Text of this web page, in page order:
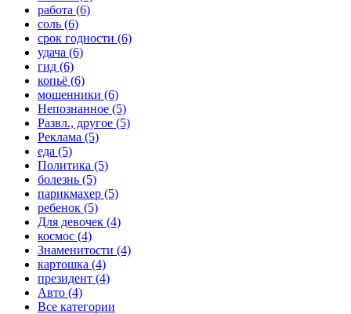
работа (6)
соль (6)
срок годности (6)
удача (6)
гид (6)
копьё (6)
мошенники (6)
Непознанное (5)
Развл., другое (5)
Реклама (5)
еда (5)
Политика (5)
болезнь (5)
парикмахер (5)
ребенок (5)
Для девочек (4)
космос (4)
Знаменитости (4)
картошка (4)
президент (4)
Авто (4)
Все категории